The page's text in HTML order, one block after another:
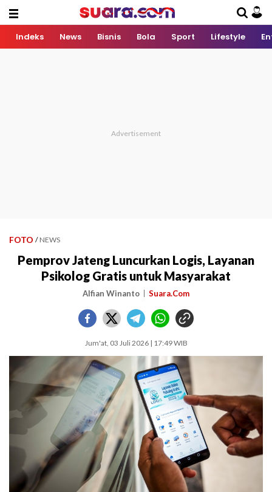
Indeks News Bisnis Bola Sport Lifestyle
FOTO / NEWS
Pemprov Jateng Luncurkan Logis, Layanan
Psikolog Gratis untuk Masyarakat
Alfian Winanto Suara.Com
Jum'at, 03 Juli 2026 | 17:49 WIB